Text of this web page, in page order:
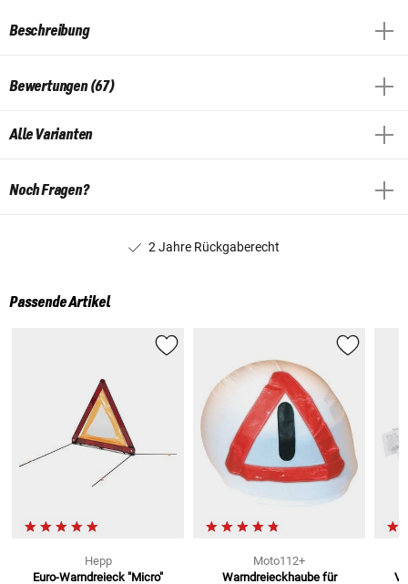
Beschreibung
Bewertungen (67)
Alle Varianten
Noch Fragen?
2 Jahre Rückgaberecht
Passende Artikel
Hepp
Euro-Warndreieck "Micro"
Moto112+
Warndreieckhaube für